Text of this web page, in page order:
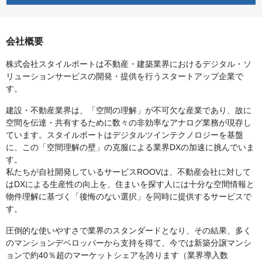
会社概要
株式会社スタイルポートは不動産・建築業界におけるデジタル・ソ
リューションサービスの開発・提供を行うスタートアップ企業で
す。
建設・不動産業界は、「空間の理解」が不可欠な産業であり、故に
空間を伝達・共有するために数々の非効率なアナログ業務が現存し
ています。スタイルポートはデジタルツインテクノロジーを基盤
に、この「空間理解の壁」の克服による業界DXの加速に挑んでいま
す。
私たちが自社開発しているサービスROOVは、不動産会社に対して
はDXによる生産性の向上を、住まいを探す人には十分な空間情報と
物件理解に基づく「後悔のない選択」を同時に提供するサービスで
す。
圧倒的な使いやすさで業界のスタンダードとなり、その結果、多く
のマンションデベロッパーから支持を得て、今では新築分譲マンシ
ョンで約40％超のマーケットシェアを誇ります（業界導入数